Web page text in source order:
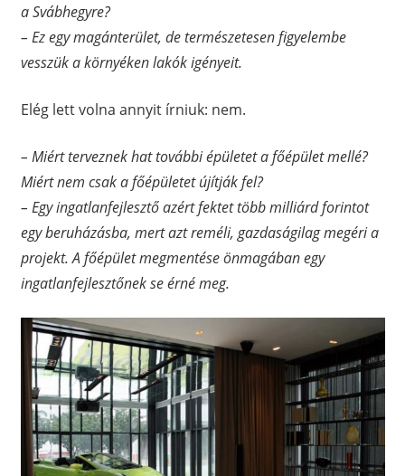
a Svábhegyre?
– Ez egy magánterület, de természetesen figyelembe
vesszük a környéken lakók igényeit.
Elég lett volna annyit írniuk: nem.
– Miért terveznek hat további épületet a főépület mellé?
Miért nem csak a főépületet újítják fel?
– Egy ingatlanfejlesztő azért fektet több milliárd forintot
egy beruházásba, mert azt reméli, gazdaságilag megéri a
projekt. A főépület megmentése önmagában egy
ingatlanfejlesztőnek se érné meg.